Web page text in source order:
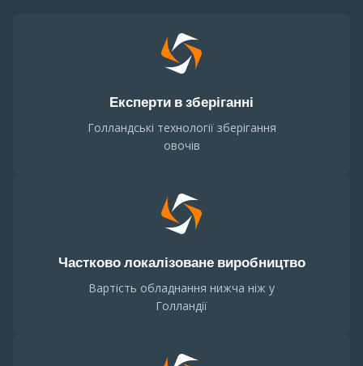
Експерти в зберіганні
Голландські технології зберігання
овочів
Частково локалізоване виробництво
Вартість обладнання нижча ніж у
Голландії